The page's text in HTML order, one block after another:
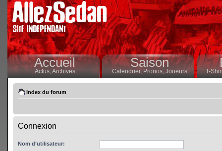
Accueil
Actus,Archives
Saison
Calendrier,Pronos, Joueurs T-
Index du forum
Connexion
Nom d’utilisateur: